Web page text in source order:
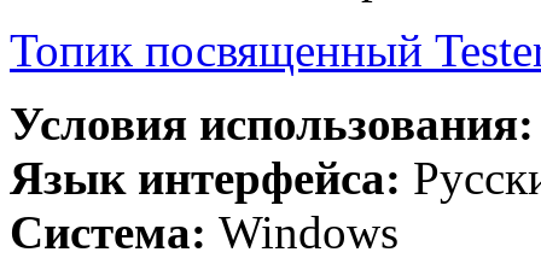
Топик посвященный
Условия
Язык интерфейса:
Система: Windows